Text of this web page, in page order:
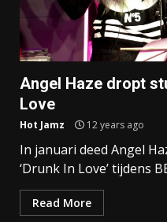
Angel Haze dropt
Love
Hot Jamz 12 years ago
In januari deed Angel
‘Drunk In Love’ tijdens
Read More